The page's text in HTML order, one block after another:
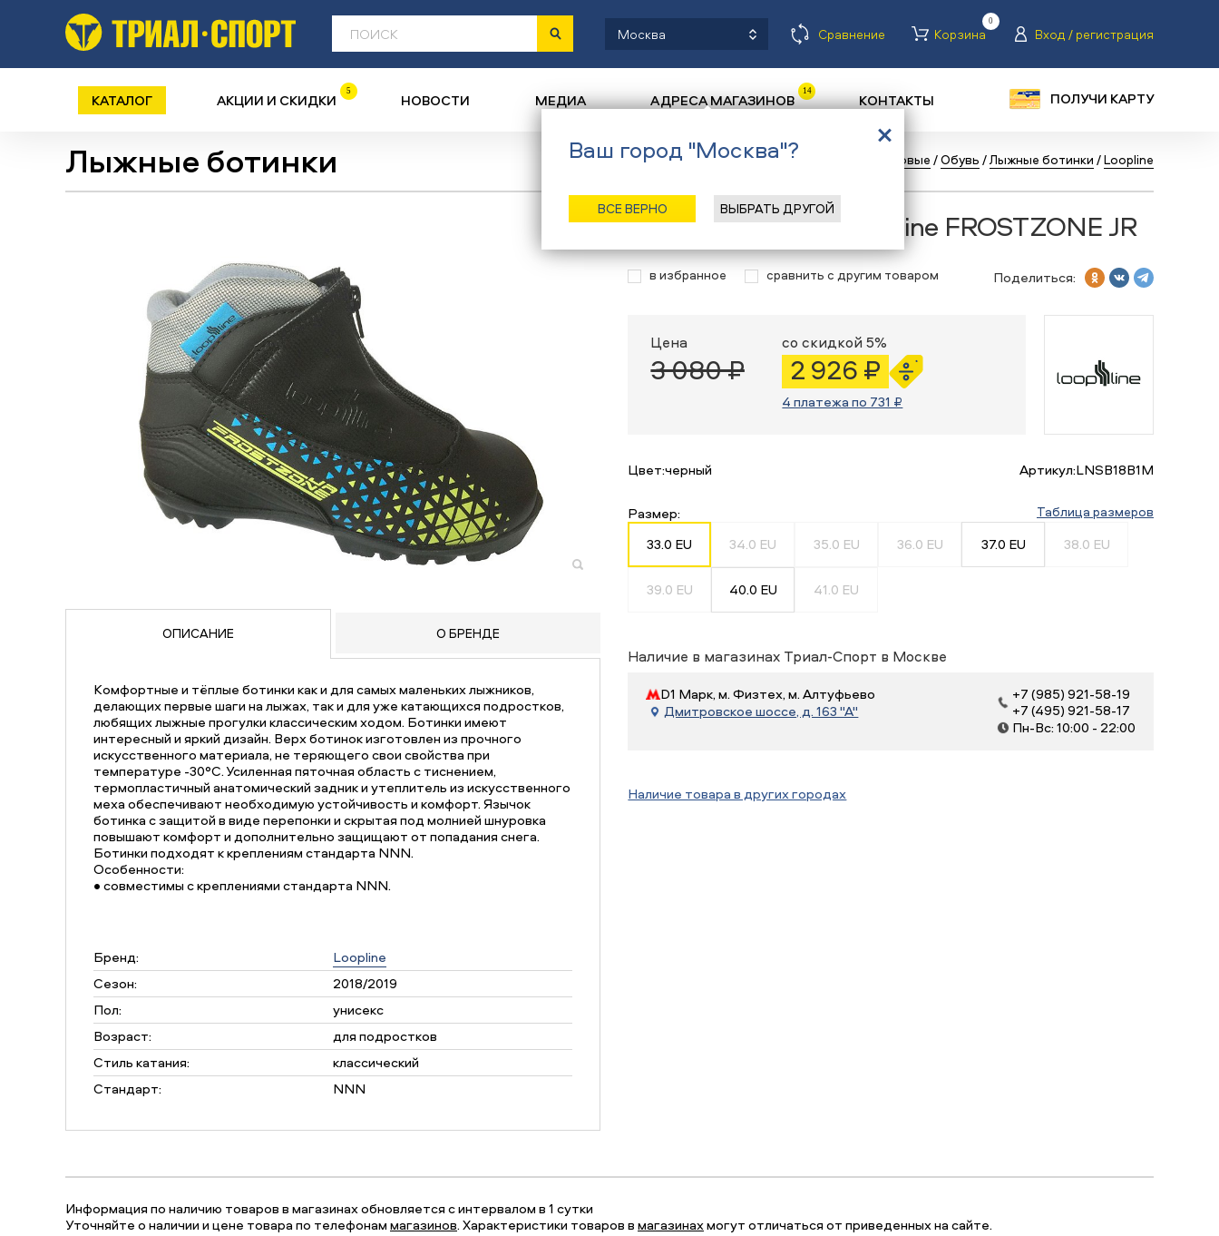
Москва Сравнение Корзина
0
Вход / регистрация
КАТАЛОГ АКЦИИ И СКИДКИ 5 НОВОСТИ МЕДИА АДРЕСА МАГАЗИНОВ 14 КОНТАКТЫ ПОЛУЧИ КАРТУ
Лыжные ботинки Назад/Главная/ Каталог Лыжи беговые /Обувь /Лыжные ботинки /Loopline
ОПИСАНИЕ О БРЕНДЕ
Комфортные и тёплые ботинки как и для самых маленьких лыжников,
делающих первые шаги на лыжах, так и для уже катающихся подростков,
любящих лыжные прогулки классическим ходом. Ботинки имеют
интересный и яркий дизайн. Верх ботинок изготовлен из прочного
искусственного материала, не теряющего свои свойства при
температуре -30°С. Усиленная пяточная область с тиснением,
термопластичный анатомический задник и утеплитель из искусственного
меха обеспечивают необходимую устойчивость и комфорт. Язычок
ботинка с защитой в виде перепонки и скрытая под молнией шнуровка
повышают комфорт и дополнительно защищают от попадания снега.
Ботинки подходят к креплениям стандарта NNN.
Особенности:
• совместимы с креплениями стандарта NNN.
Бренд:
Loopline
Сезон:
2018/2019
Пол:
унисекс
Возраст:
для подростков
Стиль катания:
классический
Стандарт:
NNN
Лыжные ботинки Loopline FROSTZONE JR
в избранное сравнить с другим товаром Поделиться:
Цена
3 080 ₽
со скидкой 5%
2 926 ₽
4 платежа по 731 ₽
Цвет:черный Артикул:LNSB18B1M
Размер: Таблица размеров
33.0 EU 34.0 EU 35.0 EU 36.0 EU 37.0 EU 38.0 EU
39.0 EU 40.0 EU 41.0 EU
Наличие в магазинах Триал-Спорт в Москве
D1 Марк, м. Физтех, м. Алтуфьево
Дмитровское шоссе, д. 163 "А"
+7 (985) 921-58-19
+7 (495) 921-58-17
Пн-Вс: 10:00 - 22:00
Наличие товара в других городах
Информация по наличию товаров в магазинах обновляется с интервалом в 1 сутки
Уточняйте о наличии и цене товара по телефонаммагазинов. Характеристики товаров вмагазинахмогут отличаться от приведенных на сайте.
Ваш город "Москва"?
ВСЕ ВЕРНО ВЫБРАТЬ ДРУГОЙ